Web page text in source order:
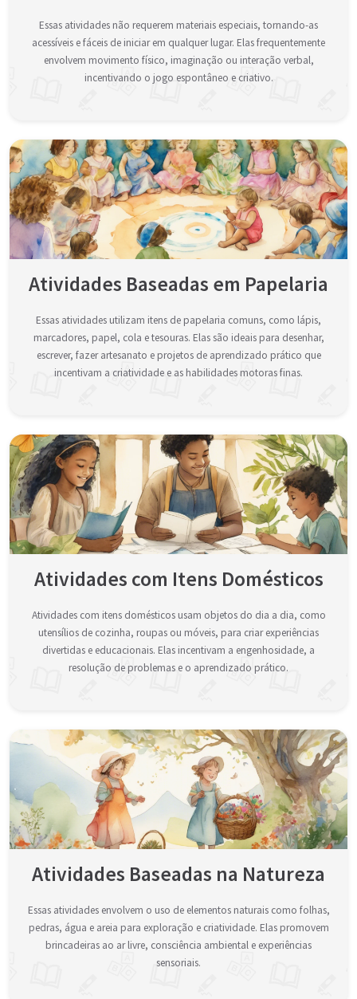
Essas atividades não requerem materiais especiais, tornando-as
acessíveis e fáceis de iniciar em qualquer lugar. Elas frequentemente
envolvem movimento físico, imaginação ou interação verbal,
incentivando o jogo espontâneo e criativo.
Atividades Baseadas em Papelaria
Essas atividades utilizam itens de papelaria comuns, como lápis,
marcadores, papel, cola e tesouras. Elas são ideais para desenhar,
escrever, fazer artesanato e projetos de aprendizado prático que
incentivam a criatividade e as habilidades motoras finas.
Atividades com Itens Domésticos
Atividades com itens domésticos usam objetos do dia a dia, como
utensílios de cozinha, roupas ou móveis, para criar experiências
divertidas e educacionais. Elas incentivam a engenhosidade, a
resolução de problemas e o aprendizado prático.
Atividades Baseadas na Natureza
Essas atividades envolvem o uso de elementos naturais como folhas,
pedras, água e areia para exploração e criatividade. Elas promovem
brincadeiras ao ar livre, consciência ambiental e experiências
sensoriais.